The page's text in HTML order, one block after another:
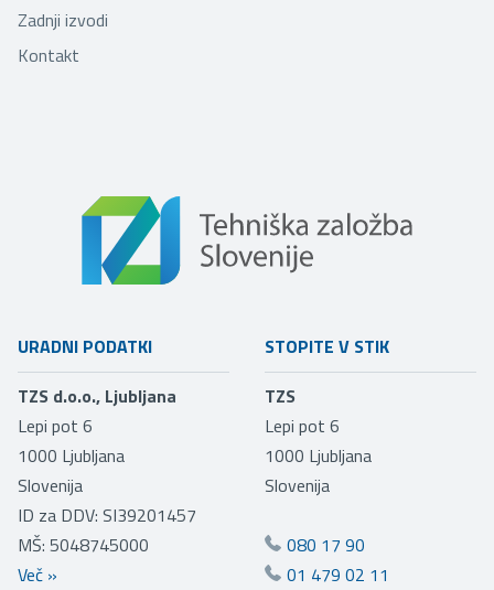
Zadnji izvodi
Kontakt
URADNI PODATKI
TZS d.o.o., Ljubljana
Lepi pot 6
1000 Ljubljana
Slovenija
ID za DDV: SI39201457
MŠ: 5048745000
Več »
STOPITE V STIK
TZS
Lepi pot 6
1000 Ljubljana
Slovenija
080 17 90
01 479 02 11